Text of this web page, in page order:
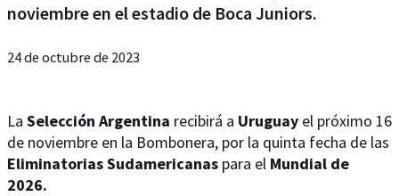
noviembre en el estadio de Boca Juniors.
24 de octubre de 2023
La Selección Argentina recibirá a Uruguay el próximo 16
de noviembre en la Bombonera, por la quinta fecha de las
Eliminatorias Sudamericanas para el Mundial de
2026.